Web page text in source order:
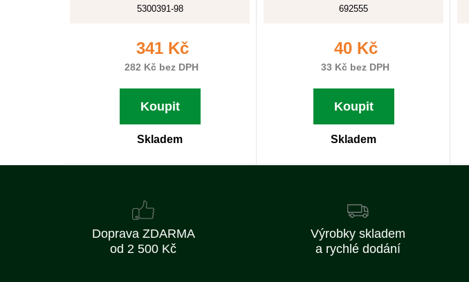
5300391-98
341 Kč
282 Kč bez DPH
Koupit
Skladem
692555
40 Kč
33 Kč bez DPH
Koupit
Skladem
Doprava ZDARMA
od 2 500 Kč
Výrobky skladem
a rychlé dodání